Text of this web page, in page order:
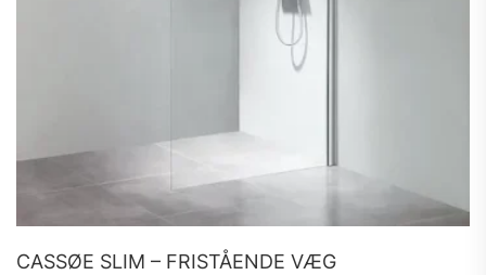
CASSØE SLIM – FRISTÅENDE VÆG